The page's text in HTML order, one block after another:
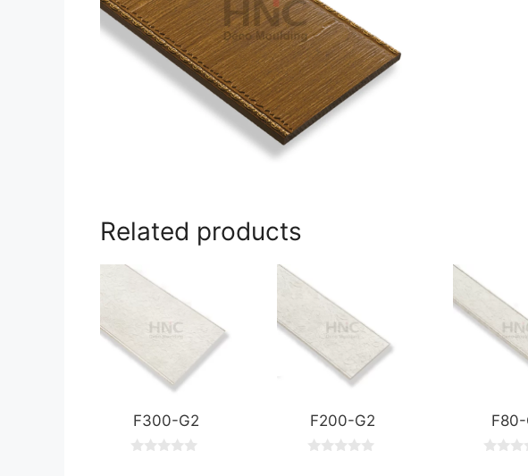
Related products
F300-G2 F200-G2 F80-